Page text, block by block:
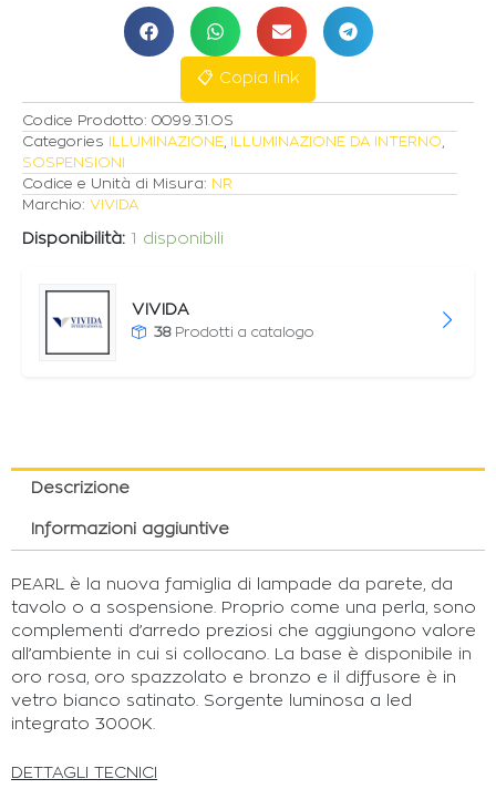
quantità
📋 Copia link
Codice Prodotto: 0099.31.OS
Categories ILLUMINAZIONE, ILLUMINAZIONE DA INTERNO,
SOSPENSIONI
Codice e Unità di Misura: NR
Marchio: VIVIDA
Disponibilità: 1 disponibili
VIVIDA
38 Prodotti a catalogo
Descrizione
Informazioni aggiuntive
PEARL è la nuova famiglia di lampade da parete, da
tavolo o a sospensione. Proprio come una perla, sono
complementi d’arredo preziosi che aggiungono valore
all’ambiente in cui si collocano. La base è disponibile in
oro rosa, oro spazzolato e bronzo e il diffusore è in
vetro bianco satinato. Sorgente luminosa a led
integrato 3000K.
DETTAGLI TECNICI